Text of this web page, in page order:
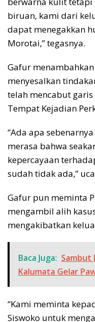
biruan, kami dari
dapat menegakkan
Morotai,” tegasnya.
Gafur
menyesalkan
telah mencabut
Tempat Kejadian
“Ada apa
merasa bahwa
kepercayaan
sudah tidak ada,”
Gafur pun meminta
mengambil alih
mengakibatkan
Baca Juga: Sambut
Kalumata Gelar
“Kami meminta
Siswoko untuk